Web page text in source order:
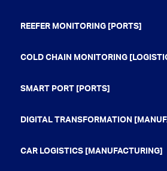
REEFER MONITORING [PORTS]
COLD CHAIN MONITORING
SMART PORT [PORTS]
DIGITAL TRANSFORMATION
CAR LOGISTICS [MANUFACTURING]